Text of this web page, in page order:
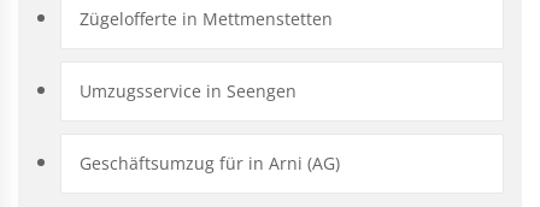
Zügelofferte in Mettmenstetten
Umzugsservice in Seengen
Geschäftsumzug für in Arni (AG)